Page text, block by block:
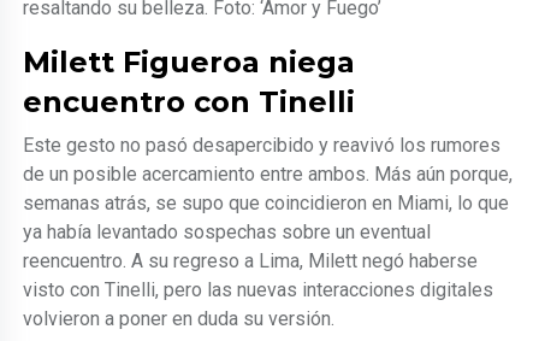
resaltando su belleza. Foto: ‘Amor y Fuego’
Milett Figueroa niega
encuentro con Tinelli
Este gesto no pasó desapercibido y reavivó los rumores
de un posible acercamiento entre ambos. Más aún porque,
semanas atrás, se supo que coincidieron en Miami, lo que
ya había levantado sospechas sobre un eventual
reencuentro. A su regreso a Lima, Milett negó haberse
visto con Tinelli, pero las nuevas interacciones digitales
volvieron a poner en duda su versión.